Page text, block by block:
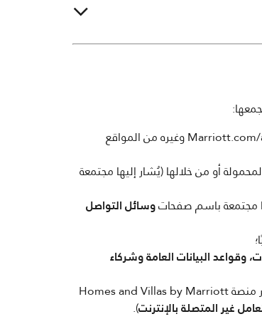
من خلال المواقع الإلكترونية التي نقوم بتشغيلها والتي يمكنك الوصول من خلالها إلى بيان الخصوصية الماثل، بما في ذلك موقع Marriott.com/ar وغيره من المواقع
أو من خلالها (يُشار إليها مجتمعة
مجتمعة باسم صفحاتوسائل التواصل
وقواعد البيانات العامة وشركاء
عندما تزور أحد فنادقنا أو تقيم فيها بوصفك نزيلاً، أو تستخدم خدماتنا (مثل النوادي الصحية)، أو في أحد المنازل والفيلات المقدمة عبر منصة Homes and Villas by Marriott
غير المتصلة بالإنترنت).